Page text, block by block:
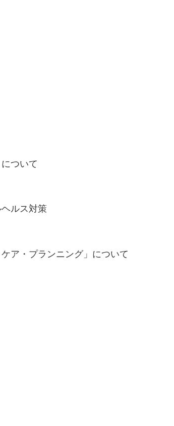
ついて
ルス対策
・プランニング」について